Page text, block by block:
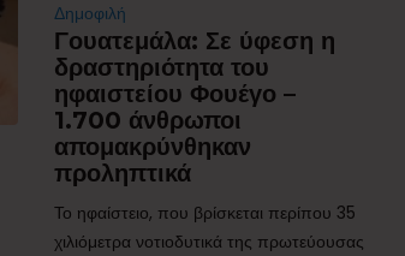
Δημοφιλή
Γουατεμάλα: Σε ύφεση η
δραστηριότητα του
ηφαιστείου Φουέγο –
1.700 άνθρωποι
απομακρύνθηκαν
προληπτικά
Το ηφαίστειο, που βρίσκεται περίπου 35
χιλιόμετρα νοτιοδυτικά της πρωτεύουσας